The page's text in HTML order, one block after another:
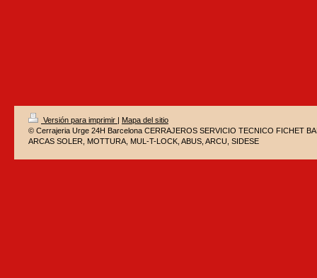
Versión para imprimir | Mapa del sitio
© Cerrajeria Urge 24H Barcelona CERRAJEROS SERVICIO TECNICO FICHET
ARCAS SOLER, MOTTURA, MUL-T-LOCK, ABUS, ARCU, SIDESE